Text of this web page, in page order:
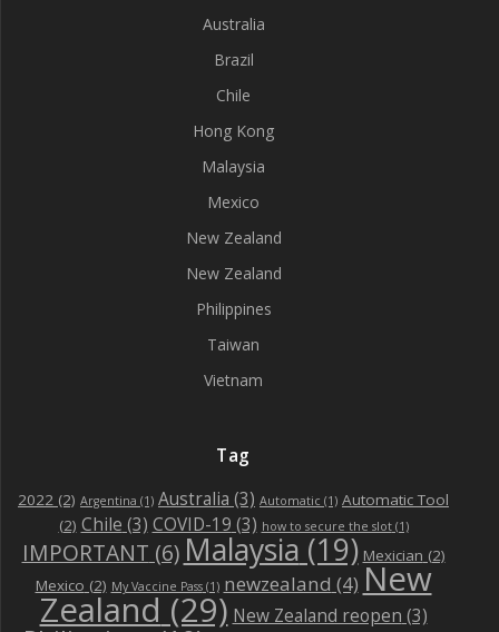
Australia
Brazil
Chile
Hong Kong
Malaysia
Mexico
New Zealand
New Zealand
Philippines
Taiwan
Vietnam
Tag
2022 (2) Argentina (1) Australia (3) Automatic (1) Automatic Tool
(2) Chile (3) COVID-19 (3) how to secure the slot(1)
IMPORTANT (6) Malaysia (19) Mexician (2)
Mexico (2) My Vaccine Pass(1) newzealand (4) New
Zealand (29) New Zealand reopen (3)